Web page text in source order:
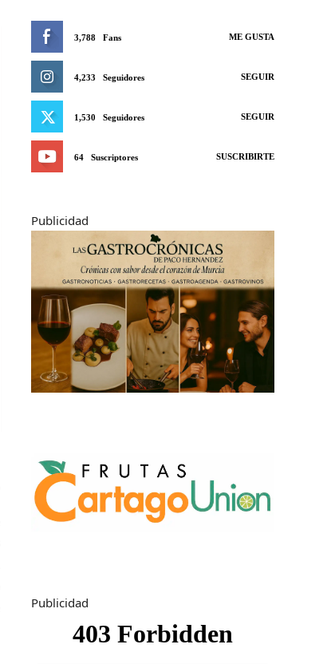
3,788 Fans ME GUSTA
4,233 Seguidores SEGUIR
1,530 Seguidores SEGUIR
64 Suscriptores SUSCRIBIRTE
Publicidad
Publicidad